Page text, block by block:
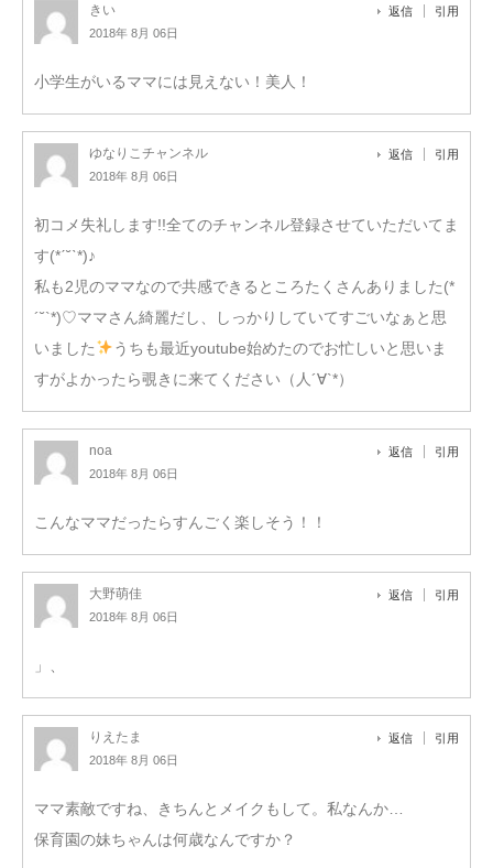
きい
2018年 8月 06日
返信 引用
小学生がいるママには見えない！美人！
ゆなりこチャンネル
2018年 8月 06日
返信 引用
初コメ失礼します!!全てのチャンネル登録させていただいてま
す(*ˊ˘ˋ*)♪
私も2児のママなので共感できるところたくさんありました(*
´˘`*)♡ママさん綺麗だし、しっかりしていてすごいなぁと思
いました
うちも最近youtube始めたのでお忙しいと思いま
すがよかったら覗きに来てください（人´∀`*）
noa
2018年 8月 06日
返信 引用
こんなママだったらすんごく楽しそう！！
大野萌佳
2018年 8月 06日
返信 引用
」、
りえたま
2018年 8月 06日
返信 引用
ママ素敵ですね、きちんとメイクもして。私なんか…
保育園の妹ちゃんは何歳なんですか？